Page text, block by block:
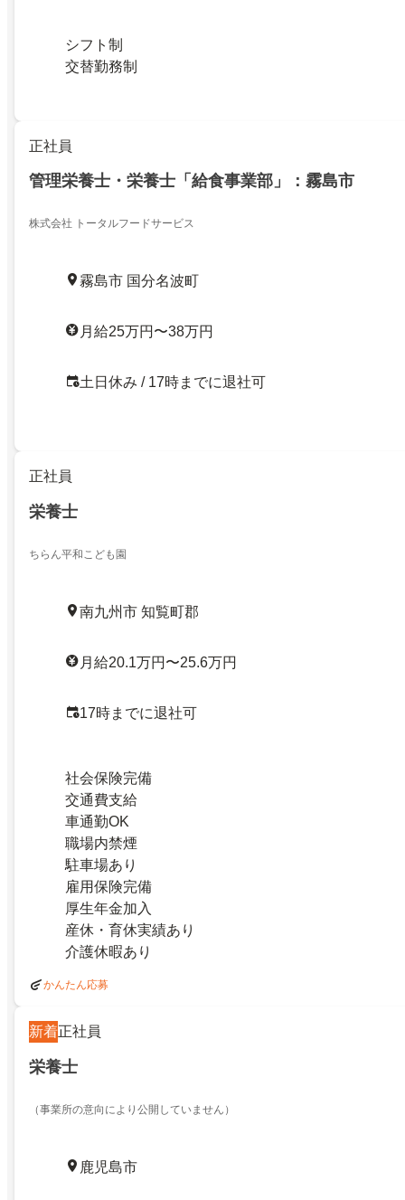
シフト制
交替勤務制
正社員
管理栄養士・栄養士「給食事業部」：霧島市
株式会社 トータルフードサービス
霧島市 国分名波町
月給25万円〜38万円
土日休み / 17時までに退社可
正社員
栄養士
ちらん平和こども園
南九州市 知覧町郡
月給20.1万円〜25.6万円
17時までに退社可
社会保険完備
交通費支給
車通勤OK
職場内禁煙
駐車場あり
雇用保険完備
厚生年金加入
産休・育休実績あり
介護休暇あり
かんたん応募
新着正社員
栄養士
（事業所の意向により公開していません）
鹿児島市